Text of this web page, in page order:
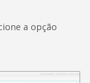
a opção